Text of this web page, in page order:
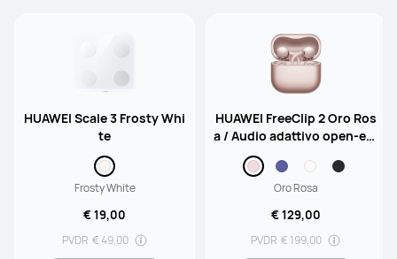
HUAWEI Scale 3 Frosty Whi
te
Frosty White
€ 19,00
PVDR € 49,00
HUAWEI FreeClip 2 Oro Ros
a / Audio adattivo open-ear
/ 9 ore di riproduzione / Im
permeabilità IP57
Oro Rosa
€ 129,00
PVDR € 199,00